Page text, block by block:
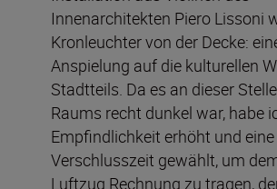
Innenarchitekten Piero Lissoni
Kronleuchter von der Decke:
Anspielung auf die kulturellen
Stadtteils. Da es an dieser
Raums recht dunkel war, habe
Empfindlichkeit erhöht und
Verschlusszeit gewählt, um
Luftzug Rechnung zu tragen,